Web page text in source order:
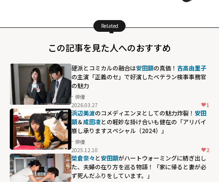
Related
この記事を見た人へのおすすめ
硬派とコミカルの融合は安田顕の真価！ 吉高由里子
の主演「正義のセ」で好演したベテラン検事事務官
の魅力
俳優
2026.03.27
1
浜辺美波のコメディエンヌとしての魅力炸裂！ 安田
顕＆成田凌との軽妙な掛け合いも健在の「アリバイ
崩し承りますスペシャル（2024）」
俳優
2025.12.10
2
榮倉奈々と安田顕がハートウォーミングに紡ぎ出し
た、夫婦の在り方を巡る物語！「家に帰ると妻が必
ず死んだふりをしています。」